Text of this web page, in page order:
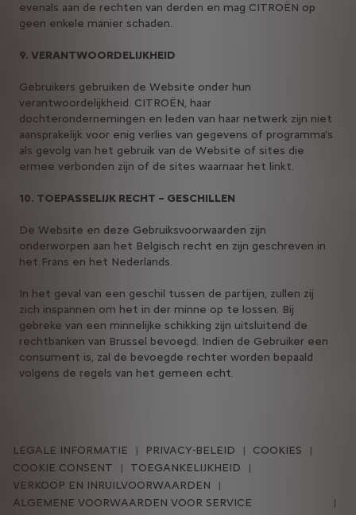
evenals aan de rechten van derden en mag CITROËN op
geen enkele manier schaden.
9. VERANTWOORDELIJKHEID
Gebruikers gebruiken de Website onder hun
verantwoordelijkheid. CITROËN, haar
dochterondernemingen en leden van haar netwerk zijn niet
aansprakelijk voor enig verlies van gegevens of programma's
als gevolg van het gebruik van de Website of sites die
ermee verbonden zijn of de sites waarnaar het linkt.
10. TOEPASSELIJK RECHT – GESCHILLEN
De Website en deze Gebruiksvoorwaarden zijn
onderworpen aan het Belgisch recht en zijn geschreven in
het Frans en het Nederlands.
In het geval van een geschil tussen de partijen, zullen zij
zich inspannen om het in der minne op te lossen. Bij
gebreke van een minnelijke schikking zijn uitsluitend de
rechtbanken van Brussel bevoegd. Indien de Gebruiker een
consument is, zal de bevoegde rechter worden bepaald
volgens de regels van het gemeen echt.
LEGALE INFORMATIE PRIVACY-BELEID
COOKIES
COOKIE CONSENT
TOEGANKELIJKHEID
VERKOOP EN INRUILVOORWAARDEN
ALGEMENE VOORWAARDEN VOOR SERVICE